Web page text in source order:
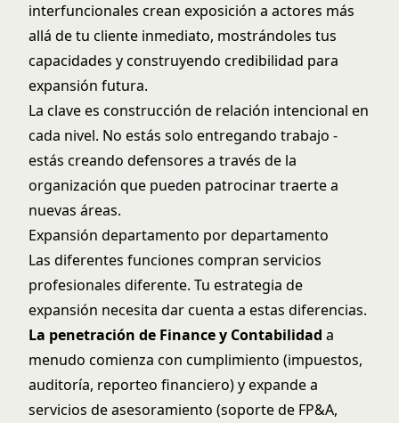
interfuncionales crean exposición a actores más
allá de tu cliente inmediato, mostrándoles tus
capacidades y construyendo credibilidad para
expansión futura.
La clave es construcción de relación intencional en
cada nivel. No estás solo entregando trabajo -
estás creando defensores a través de la
organización que pueden patrocinar traerte a
nuevas áreas.
Expansión departamento por departamento
Las diferentes funciones compran servicios
profesionales diferente. Tu estrategia de
expansión necesita dar cuenta a estas diferencias.
La penetración de Finance y Contabilidad a
menudo comienza con cumplimiento (impuestos,
auditoría, reporteo financiero) y expande a
servicios de asesoramiento (soporte de FP&A,